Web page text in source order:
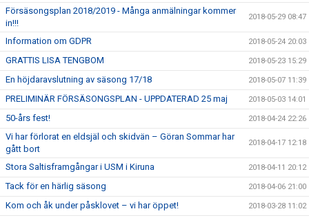
Försäsongsplan 2018/2019 - Många anmälningar kommer
in!!!
2018-05-29 08:47
Information om GDPR 2018-05-24 20:03
GRATTIS LISA TENGBOM 2018-05-23 15:29
En höjdaravslutning av säsong 17/18 2018-05-07 11:39
PRELIMINÄR FÖRSÄSONGSPLAN - UPPDATERAD 25 maj 2018-05-03 14:01
50-års fest! 2018-04-24 22:26
Vi har förlorat en eldsjäl och skidvän – Göran Sommar har
gått bort
2018-04-17 12:18
Stora Saltisframgångar i USM i Kiruna 2018-04-11 20:12
Tack för en härlig säsong 2018-04-06 21:00
Kom och åk under påsklovet – vi har öppet! 2018-03-28 11:02